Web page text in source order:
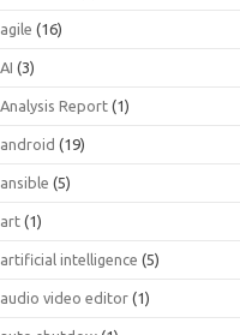
agile (16)
AI (3)
Analysis Report (1)
android (19)
ansible (5)
art (1)
artificial intelligence (5)
audio video editor (1)